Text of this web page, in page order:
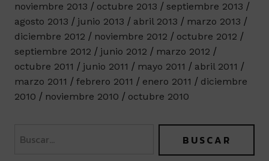
noviembre 2013
octubre 2013
septiembre 2013
agosto 2013
junio 2013 abril 2013
marzo 2013
diciembre 2012
noviembre 2012
octubre 2012
septiembre 2012
junio 2012
marzo 2012
octubre 2011
junio 2011 mayo 2011
abril 2011
marzo 2011
febrero 2011 enero 2011
diciembre
2010
noviembre 2010 octubre 2010